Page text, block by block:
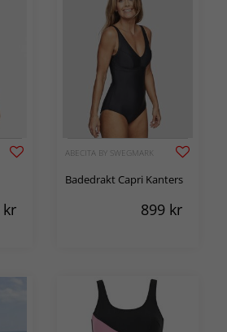
kr
ABECITA BY SWEGMARK
Badedrakt Capri Kanters
899 kr